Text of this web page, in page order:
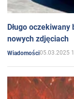
Długo
nowych zdjęciach
Wiadomości05.03.2025